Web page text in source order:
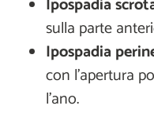
sulla parte
Ipospadia
con l’apertura
l’ano.